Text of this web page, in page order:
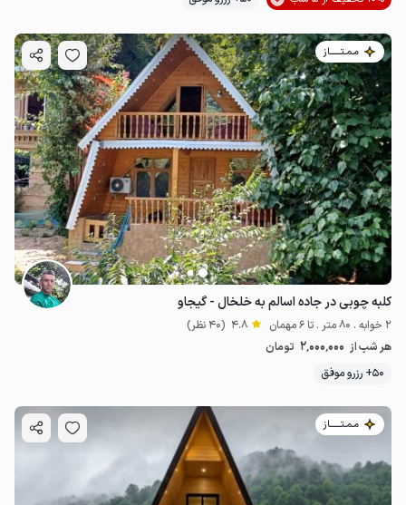
2.5میلیون ت 4.8
مـمـتــــــاز
کلبه چوبی در جاده اسالم به خلخال - گیجاو
2 خوابه . 80 متر . تا 6 مهمان 4.8 (40 نظر)
هر شب از 2٬000٬000 تومان
50+ رزرو موفق
مـمـتــــــاز